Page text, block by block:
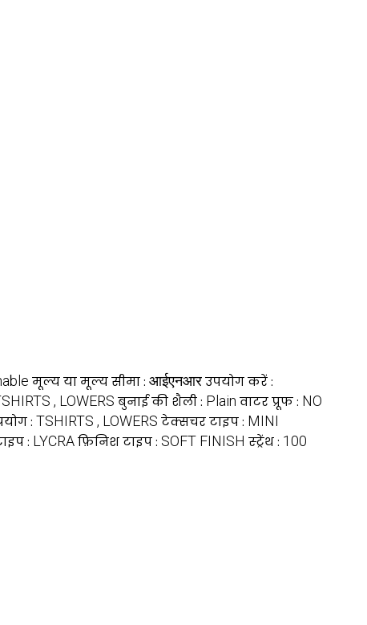
मूल्य या मूल्य सीमा : आईएनआरउपयोग करें :
, LOWERS बुनाई की शैली : Plain वाटर प्रूफ : NO
: TSHIRTS , LOWERS टेक्सचर टाइप : MINI
: LYCRAफ़िनिश टाइप : SOFT FINISH स्ट्रेंथ : 100